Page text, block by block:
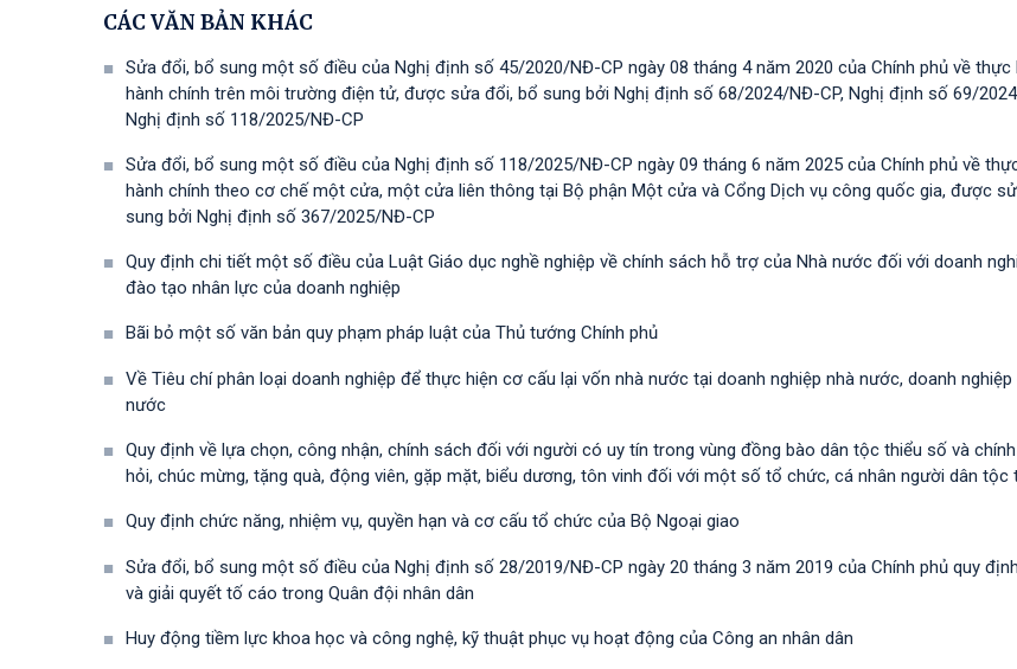
CÁC VĂN BẢN KHÁC
Sửa đổi, bổ sung một số điều của Nghị định số 45/2020/NĐ-CP ngày 08 tháng 4 năm 2020 của Chính phủ về thực
hành chính trên môi trường điện tử, được sửa đổi, bổ sung bởi Nghị định số 68/2024/NĐ-CP, Nghị định số 69/
Nghị định số 118/2025/NĐ-СР
Sửa đổi, bổ sung một số điều của Nghị định số 118/2025/NĐ-CP ngày 09 tháng 6 năm 2025 của Chính phủ về
hành chính theo cơ chế một cửa, một cửa liên thông tại Bộ phận Một cửa và Cổng Dịch vụ công quốc gia, được
sung bởi Nghị định số 367/2025/NĐ-СР
Quy định chi tiết một số điều của Luật Giáo dục nghề nghiệp về chính sách hỗ trợ của Nhà nước đối với doanh
đào tạo nhân lực của doanh nghiệp
Bãi bỏ một số văn bản quy phạm pháp luật của Thủ tướng Chính phủ
Về Tiêu chí phân loại doanh nghiệp để thực hiện cơ cấu lại vốn nhà nước tại doanh nghiệp nhà nước, doanh
nước
Quy định về lựa chọn, công nhận, chính sách đối với người có uy tín trong vùng đồng bào dân tộc thiểu số và
hỏi, chúc mừng, tặng quà, động viên, gặp mặt, biểu dương, tôn vinh đối với một số tổ chức, cá nhân người dân tộc
Quy định chức năng, nhiệm vụ, quyền hạn và cơ cấu tổ chức của Bộ Ngoại giao
Sửa đổi, bổ sung một số điều của Nghị định số 28/2019/NĐ-CР ngày 20 tháng 3 năm 2019 của Chính phủ quy
và giải quyết tố cáo trong Quân đội nhân dân
Huy động tiềm lực khoa học và công nghệ, kỹ thuật phục vụ hoạt động của Công an nhân dân